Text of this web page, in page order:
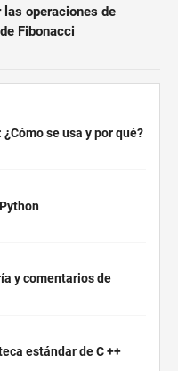
operaciones de
Fibonacci
se usa y por qué?
y comentarios de
estándar de C ++